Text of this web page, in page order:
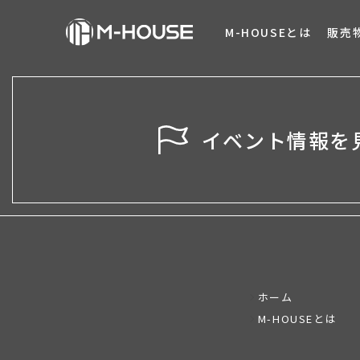
M-HOUSEとは 販売
イベント情報を
ホーム
M-HOUSEとは